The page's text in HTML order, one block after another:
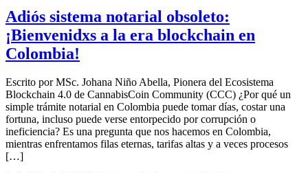
Adiós sistema notarial obsoleto:
¡Bienvenidxs a la era blockchain en
Colombia!
Escrito por MSc. Johana Niño Abella, Pionera del Ecosistema
Blockchain 4.0 de CannabisCoin Community (CCC) ¿Por qué un
simple trámite notarial en Colombia puede tomar días, costar una
fortuna, incluso puede verse entorpecido por corrupción o
ineficiencia? Es una pregunta que nos hacemos en Colombia,
mientras enfrentamos filas eternas, tarifas altas y a veces procesos
[…]